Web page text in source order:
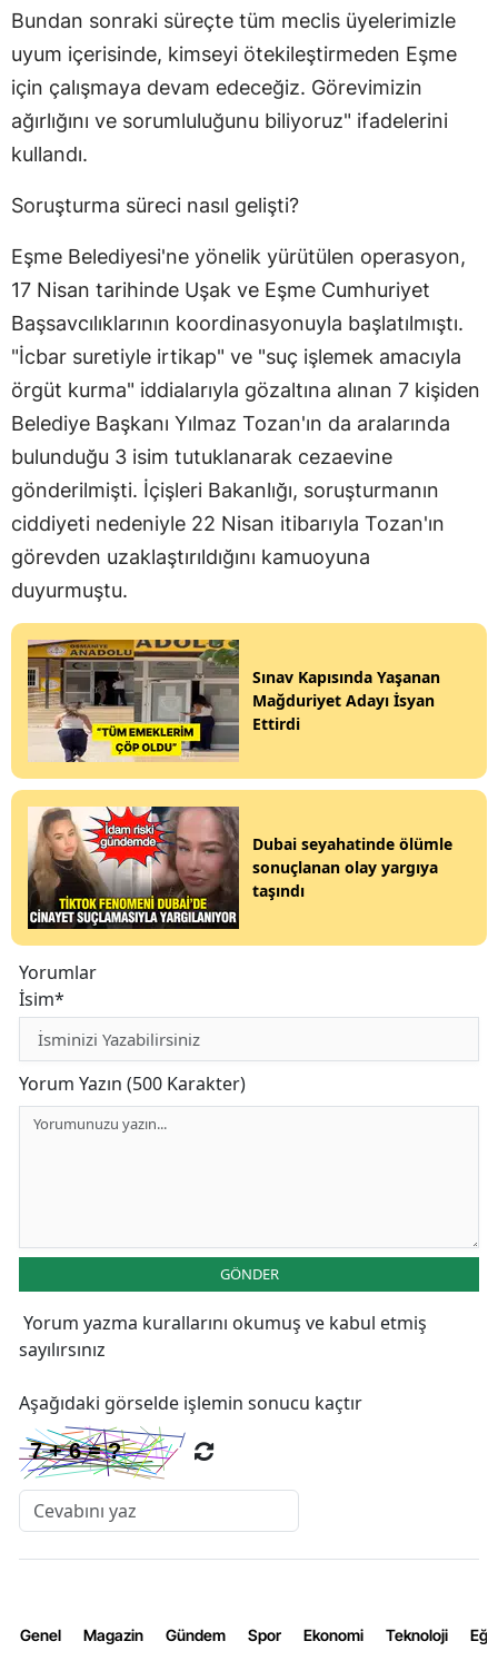
Bundan sonraki süreçte tüm meclis üyelerimizle
uyum içerisinde, kimseyi ötekileştirmeden Eşme
için çalışmaya devam edeceğiz. Görevimizin
ağırlığını ve sorumluluğunu biliyoruz" ifadelerini
kullandı.
Soruşturma süreci nasıl gelişti?
Eşme Belediyesi'ne yönelik yürütülen operasyon,
17 Nisan tarihinde Uşak ve Eşme Cumhuriyet
Başsavcılıklarının koordinasyonuyla başlatılmıştı.
"İcbar suretiyle irtikap" ve "suç işlemek amacıyla
örgüt kurma" iddialarıyla gözaltına alınan 7 kişiden
Belediye Başkanı Yılmaz Tozan'ın da aralarında
bulunduğu 3 isim tutuklanarak cezaevine
gönderilmişti. İçişleri Bakanlığı, soruşturmanın
ciddiyeti nedeniyle 22 Nisan itibarıyla Tozan'ın
görevden uzaklaştırıldığını kamuoyuna
duyurmuştu.
Sınav Kapısında Yaşanan
Mağduriyet Adayı İsyan
Ettirdi
Dubai seyahatinde ölümle
sonuçlanan olay yargıya
taşındı
Yorumlar
İsim*
Yorum Yazın (500 Karakter)
GÖNDER
Yorum yazma kurallarını okumuş ve kabul etmiş
sayılırsınız
Aşağıdaki görselde işlemin sonucu kaçtır
Genel Magazin Gündem Spor Ekonomi Teknoloji